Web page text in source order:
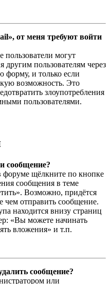
от меня требуют войти
пользователи могут
другим пользователям через
форму, и только если
возможность. Это
злоупотребления
пользователями.
сообщение?
форуме щёлкните по кнопке
сообщения в теме
Возможно, придётся
чем отправить сообщение.
находится внизу страниц
«Вы можете начинать
вложения» и т.п.
сообщение?
или